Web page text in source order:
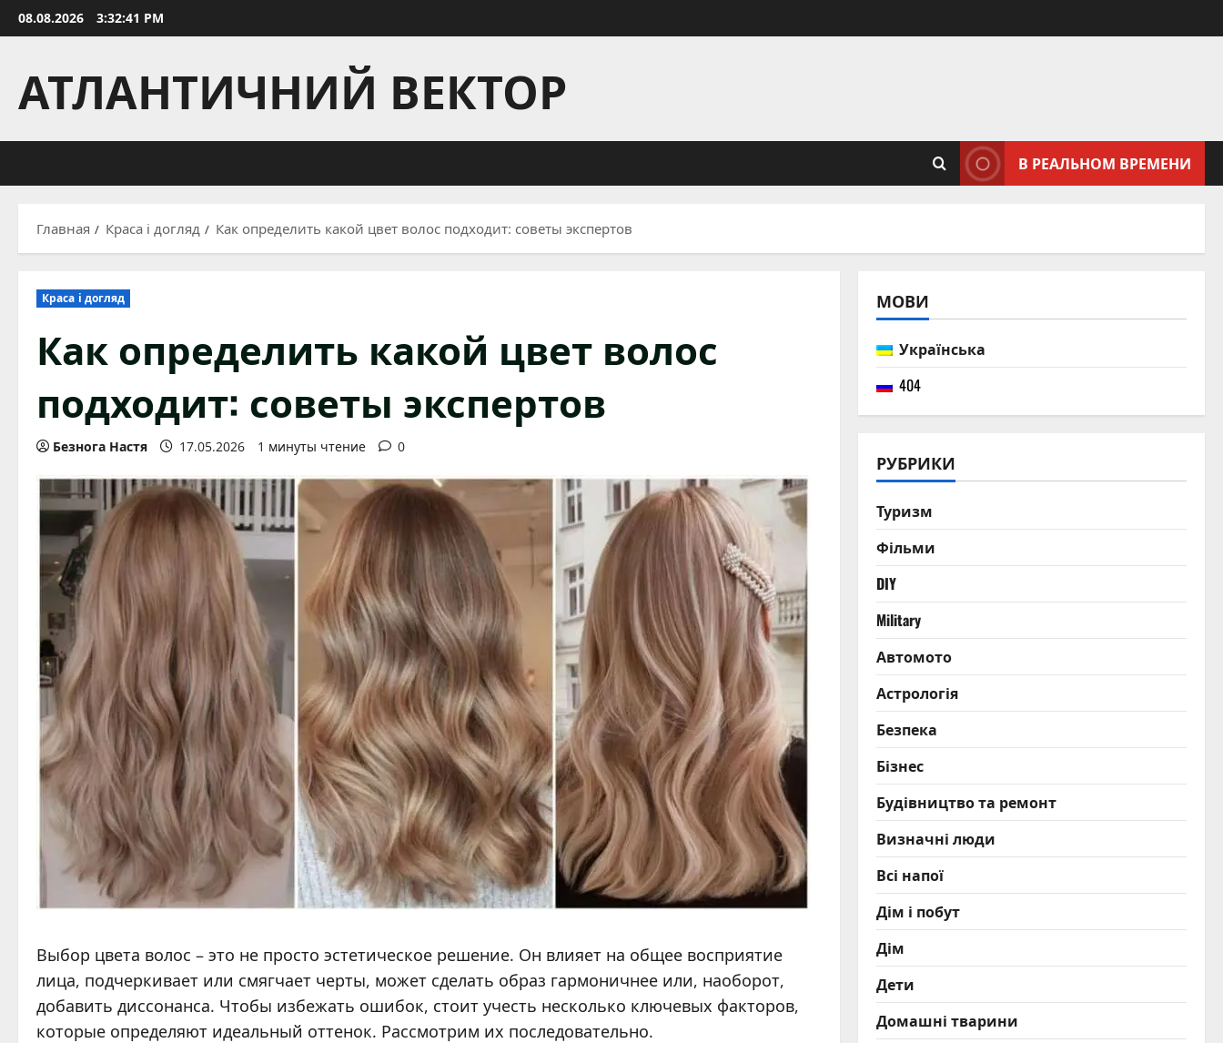
Перейти
к
08.08.2026 3:32:42 PM
АТЛАНТИЧНИЙ ВЕКТОР
В РЕАЛЬНОМ ВРЕМЕНИ
Главная Краса і догляд Как определить какой цвет волос подходит: советы экспертов
Краса і догляд
Как определить какой цвет волос
подходит: советы экспертов
Безнога Настя 17.05.2026 1 минуты чтение 0
Выбор цвета волос – это не просто эстетическое решение. Он влияет на общее восприятие
лица, подчеркивает или смягчает черты, может сделать образ гармоничнее или, наоборот,
добавить диссонанса. Чтобы избежать ошибок, стоит учесть несколько ключевых факторов,
которые определяют идеальный оттенок. Рассмотрим их последовательно.
МОВИ
Українська
404
РУБРИКИ
Туризм
Фільми
DIY
Military
Автомото
Астрологія
Безпека
Бізнес
Будівництво та ремонт
Визначні люди
Всі напої
Дім і побут
Дім
Дети
Домашні тварини